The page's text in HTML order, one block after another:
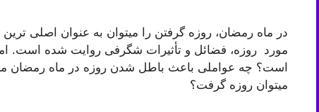
در ماه رمضان، روزه گرفتن را میتوان به عنوان اصلی
مورد روزه، فضائل و تأثیرات شگرفی روایت شده است.
است؟ چه عواملی باعث باطل شدن روزه در ماه رمضان
میتوان روزه گرفت؟